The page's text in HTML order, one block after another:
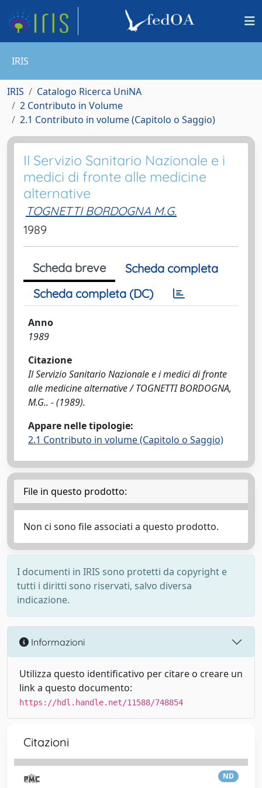
IRIS
IRIS
Catalogo Ricerca UniNA
2 Contributo in Volume
2.1 Contributo in volume (Capitolo o Saggio)
Il Servizio Sanitario Nazionale e i
medici di fronte alle medicine
alternative
TOGNETTI BORDOGNA M.G.
1989
Scheda breve
Scheda completa
Scheda completa (DC)
Anno
1989
Citazione
Il Servizio Sanitario Nazionale e i medici di fronte
alle medicine alternative / TOGNETTI BORDOGNA,
M.G.. - (1989).
Appare nelle tipologie:
2.1 Contributo in volume (Capitolo o Saggio)
File in questo prodotto:
Non ci sono file associati a questo prodotto.
I documenti in IRIS sono protetti da copyright e
tutti i diritti sono riservati, salvo diversa
indicazione.
Informazioni
Utilizza questo identificativo per citare o creare un
link a questo documento:
https://hdl.handle.net/11588/748854
Citazioni
ND